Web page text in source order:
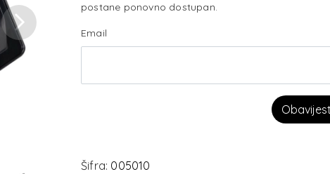
Next
postane ponovno dostupan.
Email
Šifra: 005010